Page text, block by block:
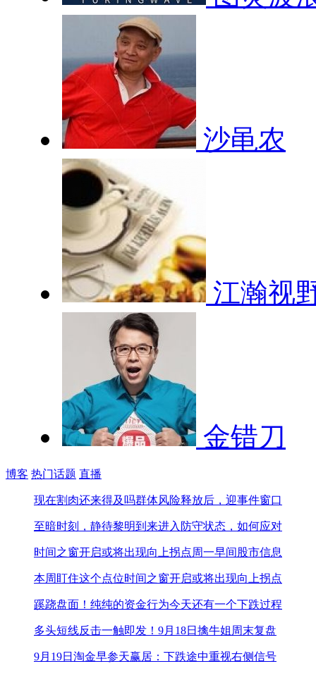
沙黾农
江瀚视
金错刀
博客 热门话题 直播
现在割肉还来得及吗群体风险释放后，迎事件窗口
至暗时刻，静待黎明到来进入防守状态，如何应对
时间之窗开启或将出现向上拐点周一早间股市信息
本周盯住这个点位时间之窗开启或将出现向上拐点
蹊跷盘面！纯纯的资金行为今天还有一个下跌过程
多头短线反击一触即发！ 9月18日擒牛姐周末复盘
9月19日淘金早参天赢居：下跌途中重视右侧信号